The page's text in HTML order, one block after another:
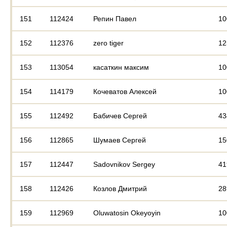
151 112424 Репин Павел
152 112376 zero tiger
153 113054 касаткин максим
154 114179 Кочеватов Алексей
155 112492 Бабичев Сергей
156 112865 Шумаев Сергей
157 112447 Sadovnikov Sergey
158 112426 Козлов Дмитрий
159 112969 Oluwatosin Okeyoyin